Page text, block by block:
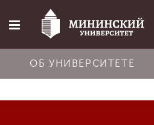
Главная
ОБ УНИВЕРСИТЕТЕ